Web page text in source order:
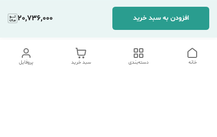
20,736,000 افزودن به سبد خرید
پروفایل سبد خرید دسته‌بندی خانه